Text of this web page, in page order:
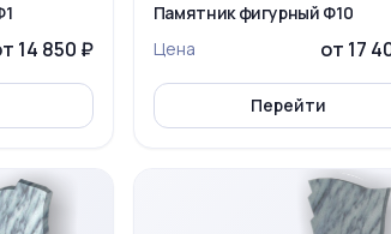
14 850 ₽
Памятник фигурный Ф10
Цена
от 17
Перейти